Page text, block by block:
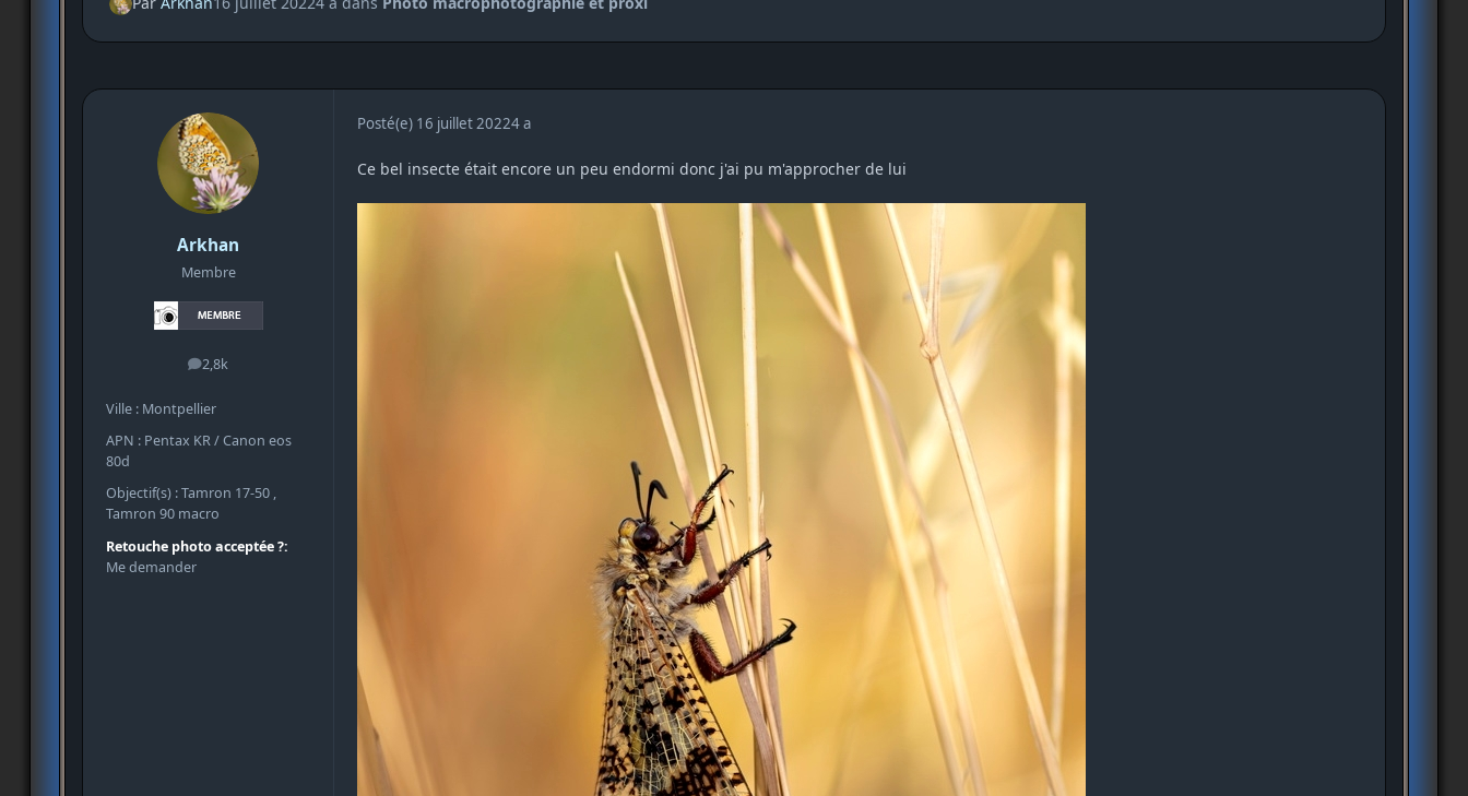
Arkhan
Membre
2,8k
messages
Ville : Montpellier
APN : Pentax KR / Canon eos
80d
Objectif(s) : Tamron 17-50 ,
Tamron 90 macro
Retouche photo acceptée ?:
Me demander
Posté(e) 16 juillet 20224 a
Ce bel insecte était encore un peu endormi donc j'ai pu m'approcher de lui